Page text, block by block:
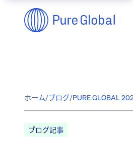
ホーム/ブログ/PURE GLOBAL
ブログ記事